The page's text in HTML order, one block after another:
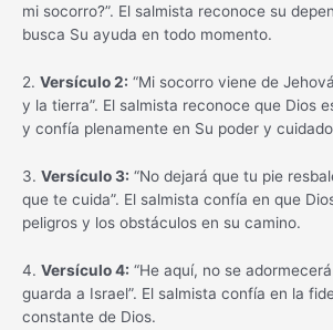
mi socorro?”. El salmista reconoce su
busca Su ayuda en todo momento.
2. Versículo 2: “Mi socorro viene de
y la tierra”. El salmista reconoce que Dios
y confía plenamente en Su poder y
3. Versículo 3: “No dejará que tu pie
que te cuida”. El salmista confía en que
peligros y los obstáculos en su camino.
4. Versículo 4: “He aquí, no se
guarda a Israel”. El salmista confía en la
constante de Dios.